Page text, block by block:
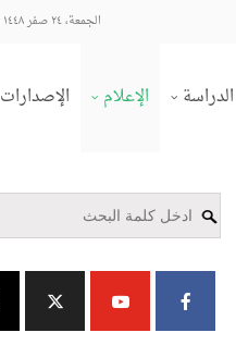
الجمعة، ٢٤ صفر ١٤٤٨ هـ - 07 أغسطس 2026 م
الدراسة الإعلام الإصدارات